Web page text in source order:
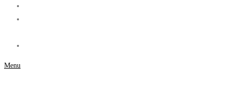
Menu